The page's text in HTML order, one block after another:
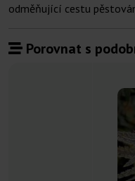
odměňující cestu
Porovnat s